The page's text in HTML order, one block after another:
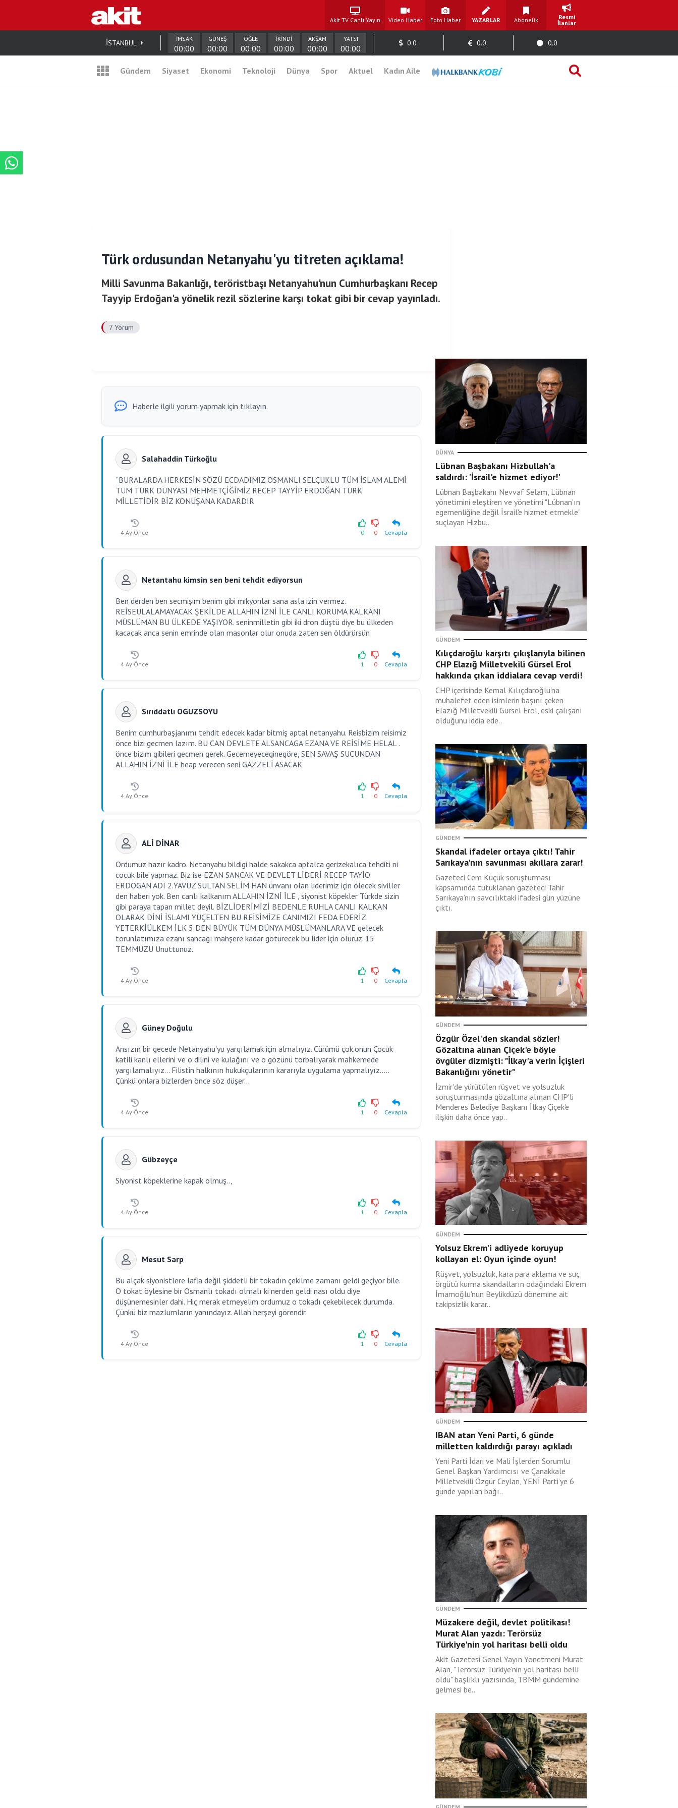
Akit TV Canlı Yayın Video Haber Foto Haber YAZARLAR Abonelik
Resmi
İlanlar
İSTANBUL İMSAK
00:00
GÜNEŞ
00:00
ÖĞLE
00:00
İKİNDİ
00:00
AKŞAM
00:00
YATSI
00:00
0.0 0.0 0.0
Gündem Siyaset Ekonomi Teknoloji Dünya Spor Aktuel Kadın Aile
Türk ordusundan Netanyahu'yu titreten açıklama!
Milli Savunma Bakanlığı, teröristbaşı Netanyahu'nun Cumhurbaşkanı Recep
Tayyip Erdoğan'a yönelik rezil sözlerine karşı tokat gibi bir cevap yayınladı.
7 Yorum
Haberle ilgili yorum yapmak için tıklayın.
Salahaddin Türkoğlu
“BURALARDA HERKESİN SÖZÜ ECDADIMIZ OSMANLI SELÇUKLU TÜM İSLAM ALEMİ
TÜM TÜRK DÜNYASI MEHMETÇİĞİMİZ RECEP TAYYİP ERDOĞAN TÜRK
MİLLETİDİR BİZ KONUŞANA KADARDIR
4 Ay Önce 0 0 Cevapla
Netantahu kimsin sen beni tehdit ediyorsun
Ben derden ben secmişim benim gibi mikyonlar sana asla izin vermez.
REİSEULALAMAYACAK ŞEKİLDE ALLAHIN İZNİ İLE CANLI KORUMA KALKANI
MÜSLÜMAN BU ÜLKEDE YAŞIYOR. seninmilletin gibi iki dron düştü diye bu ülkeden
kacacak anca senin emrinde olan masonlar olur onuda zaten sen öldürürsün
4 Ay Önce 1 0 Cevapla
Sırıddatlı OGUZSOYU
Benim cumhurbaşjanımı tehdit edecek kadar bitmiş aptal netanyahu. Reisbizim reisimiz
önce bizi gecmen lazım. BU CAN DEVLETE ALSANCAGA EZANA VE REİSİME HELAL .
önce bizim gibileri gecmen gerek. Gecemeyeceginegöre, SEN SAVAŞ SUCUNDAN
ALLAHIN İZNİ İLE heap verecen seni GAZZELİ ASACAK
4 Ay Önce 1 0 Cevapla
ALİ DİNAR
Ordumuz hazır kadro. Netanyahu bildigi halde sakakca aptalca gerizekalıca tehditi ni
cocuk bile yapmaz. Biz ise EZAN SANCAK VE DEVLET LİDERİ RECEP TAYİO
ERDOGAN ADI 2.YAVUZ SULTAN SELİM HAN ünvanı olan liderimiz için ölecek siviller
den haberi yok. Ben canlı kalkanım ALLAHIN İZNİ İLE , siyonist köpekler Türkde sizin
gibi paraya tapan millet deyil. BİZLİDERİMİZİ BEDENLE RUHLA CANLI KALKAN
OLARAK DİNİ İSLAMI YÜÇELTEN BU REİSİMİZE CANIMIZI FEDA EDERİZ.
YETERKİÜLKEM İLK 5 DEN BÜYÜK TÜM DÜNYA MÜSLÜMANLARA VE gelecek
torunlatımıza ezanı sancagı mahşere kadar götürecek bu lider için ölürüz. 15
TEMMUZU Unuttunuz.
4 Ay Önce 1 0 Cevapla
Güney Doğulu
Ansızın bir gecede Netanyahu'yu yargılamak için almalıyız. Cürümü çok.onun Çocuk
katili kanlı ellerini ve o dilini ve kulağını ve o gözünü torbalıyarak mahkemede
yargılamalıyız... Filistin halkının hukukçularının kararıyla uygulama yapmalıyız.....
Çünkü onlara bizlerden önce söz düşer...
4 Ay Önce 1 0 Cevapla
Gübzeyçe
Siyonist köpeklerine kapak olmuş..,
4 Ay Önce 1 0 Cevapla
Mesut Sarp
Bu alçak siyonistlere lafla değil şiddetli bir tokadın çekilme zamanı geldi geçiyor bile.
O tokat öylesine bir Osmanlı tokadı olmalı ki nerden geldi nası oldu diye
düşünemesinler dahi. Hiç merak etmeyelim ordumuz o tokadı çekebilecek durumda.
Çünkü biz mazlumların yanındayız. Allah herşeyi görendir.
4 Ay Önce 1 0 Cevapla
DÜNYA
Lübnan Başbakanı Hizbullah'a
saldırdı: 'İsrail'e hizmet ediyor!'
Lübnan Başbakanı Nevvaf Selam, Lübnan
yönetimini eleştiren ve yönetimi "Lübnan'ın
egemenliğine değil İsrail'e hizmet etmekle"
suçlayan Hizbu..
GÜNDEM
Kılıçdaroğlu karşıtı çıkışlarıyla bilinen
CHP Elazığ Milletvekili Gürsel Erol
hakkında çıkan iddialara cevap verdi!
CHP içerisinde Kemal Kılıçdaroğlu'na
muhalefet eden isimlerin başını çeken
Elazığ Milletvekili Gürsel Erol, eski çalışanı
olduğunu iddia ede..
GÜNDEM
Skandal ifadeler ortaya çıktı! Tahir
Sarıkaya'nın savunması akıllara zarar!
Gazeteci Cem Küçük soruşturması
kapsamında tutuklanan gazeteci Tahir
Sarıkaya’nın savcılıktaki ifadesi gün yüzüne
çıktı.
GÜNDEM
Özgür Özel'den skandal sözler!
Gözaltına alınan Çiçek'e böyle
övgüler dizmişti: "İlkay'a verin İçişleri
Bakanlığını yönetir"
İzmir'de yürütülen rüşvet ve yolsuzluk
soruşturmasında gözaltına alınan CHP'li
Menderes Belediye Başkanı İlkay Çiçek'e
ilişkin daha önce yap..
GÜNDEM
Yolsuz Ekrem’i adliyede koruyup
kollayan el: Oyun içinde oyun!
Rüşvet, yolsuzluk, kara para aklama ve suç
örgütü kurma skandalların odağındaki Ekrem
İmamoğlu'nun Beylikdüzü dönemine ait
takipsizlik karar..
GÜNDEM
IBAN atan Yeni Parti, 6 günde
milletten kaldırdığı parayı açıkladı
Yeni Parti İdari ve Mali İşlerden Sorumlu
Genel Başkan Yardımcısı ve Çanakkale
Milletvekili Özgür Ceylan, YENİ Parti’ye 6
günde yapılan bağı..
GÜNDEM
Müzakere değil, devlet politikası!
Murat Alan yazdı: Terörsüz
Türkiye'nin yol haritası belli oldu
Akit Gazetesi Genel Yayın Yönetmeni Murat
Alan, "Terörsüz Türkiye'nin yol haritası belli
oldu" başlıklı yazısında, TBMM gündemine
gelmesi be..